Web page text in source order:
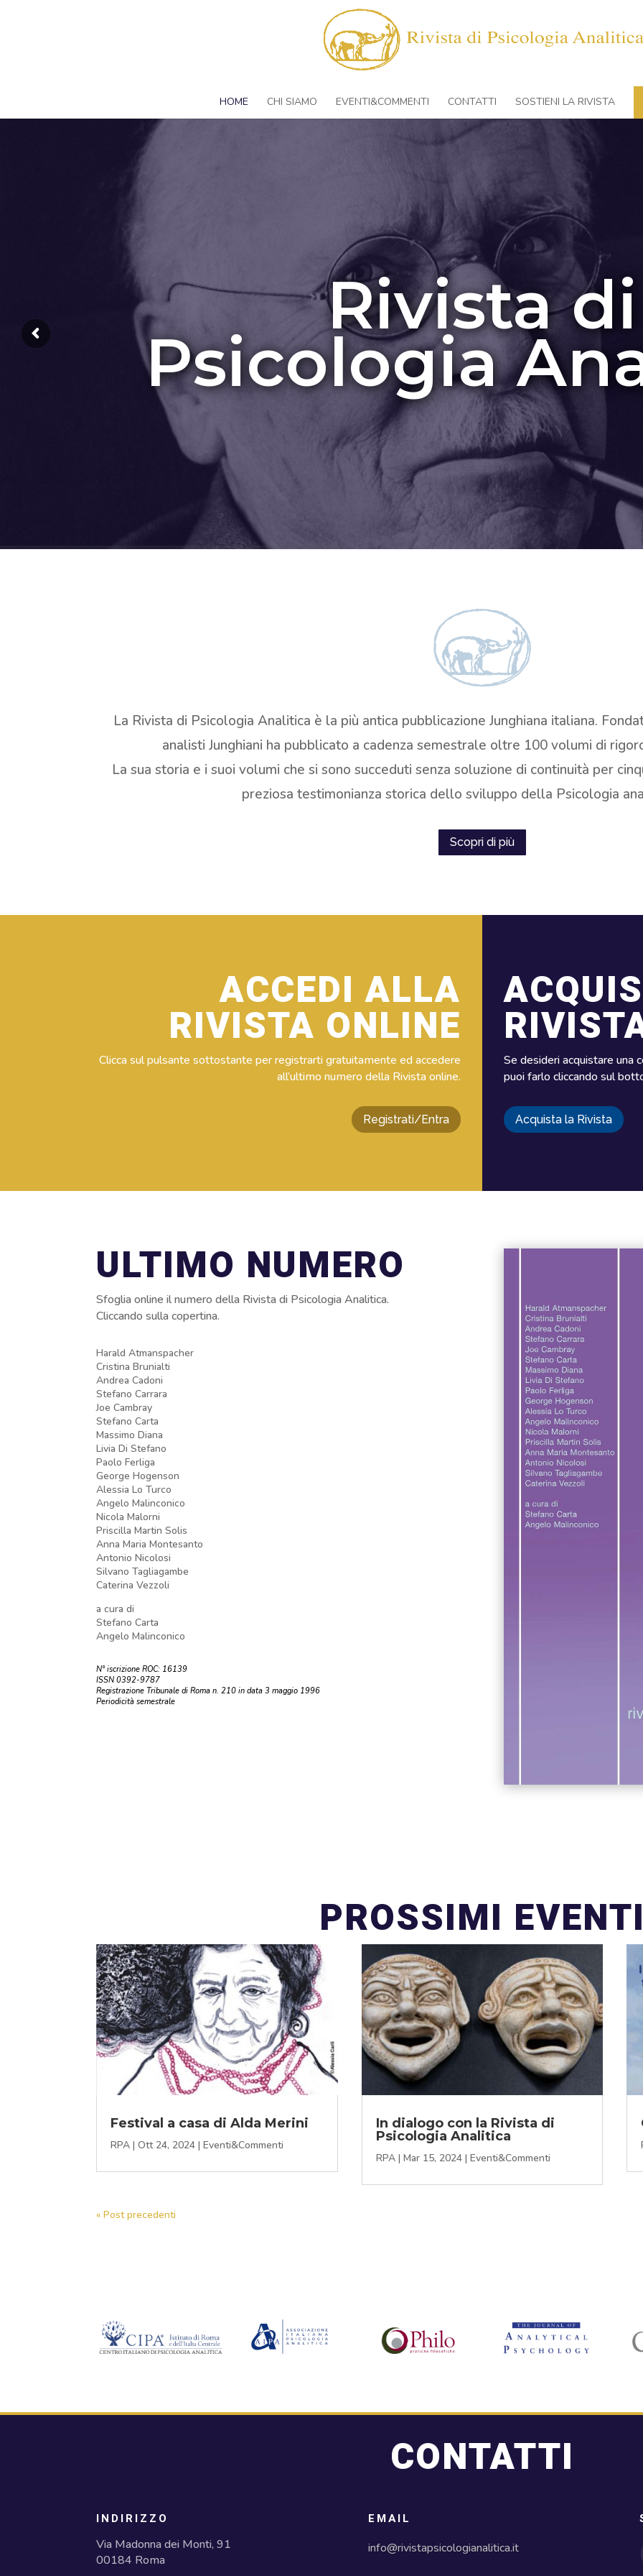
HOME CHI SIAMO EVENTI&COMMENTI CONTATTI SOSTIENI LA RIVISTA
Rivista di
Psicologia
La Rivista di Psicologia Analitica è la più antica pubblicazione Junghiana italiana.
analisti Junghiani ha pubblicato a cadenza semestrale oltre 100 volumi di
La sua storia e i suoi volumi che si sono succeduti senza soluzione di continuità per
preziosa testimonianza storica dello sviluppo della Psicologia
Scopri di più
ACCEDI ALLA
RIVISTA ONLINE
Clicca sul pulsante sottostante per registrarti gratuitamente ed accedere
all’ultimo numero della Rivista online.
Registrati/Entra
Se desideri acquistare una
puoi farlo cliccando sul
Acquista la Rivista
ULTIMO NUMERO
Sfoglia online il numero della Rivista di Psicologia Analitica.
Cliccando sulla copertina.
Harald Atmanspacher
Cristina Brunialti
Andrea Cadoni
Stefano Carrara
Joe Cambray
Stefano Carta
Massimo Diana
Livia Di Stefano
Paolo Ferliga
George Hogenson
Alessia Lo Turco
Angelo Malinconico
Nicola Malorni
Priscilla Martin Solis
Anna Maria Montesanto
Antonio Nicolosi
Silvano Tagliagambe
Caterina Vezzoli
a cura di
Stefano Carta
Angelo Malinconico
N° iscrizione ROC: 16139
ISSN 0392-9787
Registrazione Tribunale di Roma n. 210 in data 3 maggio 1996
Periodicità semestrale
PROSSIMI
Festival a casa di Alda Merini
RPA |Ott 24, 2024 |Eventi&Commenti
In dialogo con la Rivista di
Psicologia Analitica
RPA| Mar 15, 2024| Eventi&Commenti
« Post precedenti
CONTATTI
INDIRIZZO
Via Madonna dei Monti, 91
00184 Roma
EMAIL
info@rivistapsicologianalitica.it